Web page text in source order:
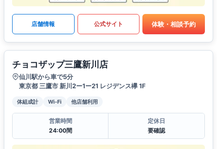
店舗情報 公式サイト 体験・相談予約
チョコザップ三鷹新川店
仙川駅から車で5分
東京都 三鷹市 新川2ー1ー21 レジデンス欅 1F
体組成計 Wi-Fi 他店舗利用
営業時間
24:00間
定休日
要確認